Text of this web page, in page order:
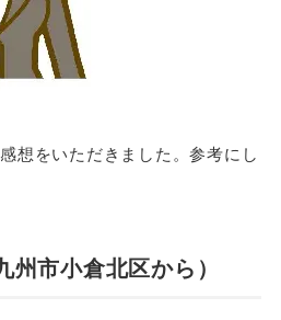
想をいただきました。参考にし
州市小倉北区から）